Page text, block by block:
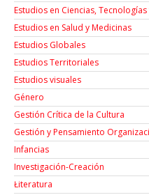
Estudios en Ciencias,
Estudios en Salud y Medicinas
Estudios Globales
Estudios Territoriales
Estudios visuales
Género
Gestión Crítica de la Cultura
Gestión y Pensamiento
Infancias
Investigación-Creación
Łiteratura